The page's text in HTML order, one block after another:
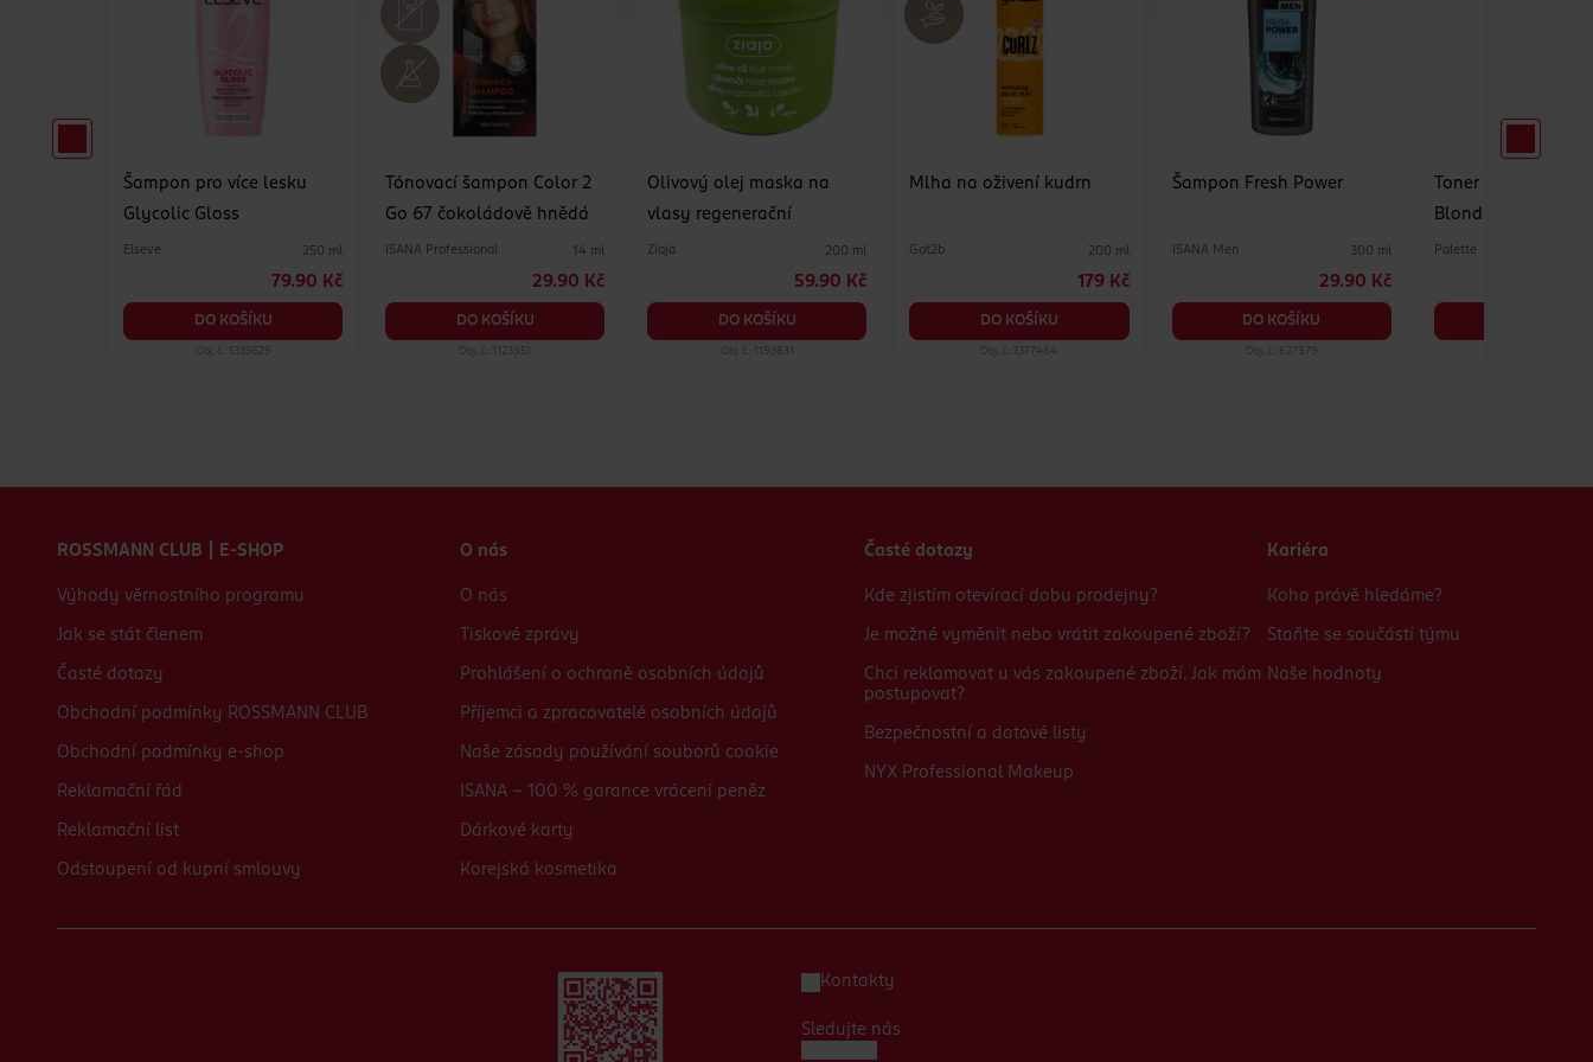
Šampon pro více lesku
Glycolic Gloss
Elseve 250 ml
79.90 Kč
DO KOŠÍKU
Obj. č.: 1339529
Tónovací šampon Color 2
Go 67 čokoládově hnědá
ISANA Professional 14 ml
29.90 Kč
DO KOŠÍKU
Obj. č.: 1123951
Olivový olej maska na
vlasy regenerační
Ziaja 200 ml
59.90 Kč
DO KOŠÍKU
Obj. č.: 1193831
Mlha na oživení kudrn
Got2b 200 ml
179 Kč
DO KOŠÍKU
Obj. č.: 1377484
Šampon Fresh Power
ISANA Men 300 ml
29.90 Kč
DO KOŠÍKU
Obj. č.: 627979
Toner na vlasy
Blonde
Palette
ROSSMANN CLUB | E-SHOP
Výhody věrnostního programu
Jak se stát členem
Časté dotazy
Obchodní podmínky ROSSMANN CLUB
Obchodní podmínky e-shop
Reklamační řád
Reklamační list
Odstoupení od kupní smlouvy
O nás
O nás
Tiskové zprávy
Prohlášení o ochraně osobních údajů
Příjemci a zpracovatelé osobních údajů
Naše zásady používání souborů cookie
ISANA - 100 % garance vrácení peněz
Dárkové karty
Korejská kosmetika
Časté dotazy
Kde zjistím otevírací dobu prodejny?
Je možné vyměnit nebo vrátit zakoupené zboží?
Chci reklamovat u vás zakoupené zboží. Jak mám
postupovat?
Bezpečnostní a datové listy
NYX Professional Makeup
Kariéra
Koho právě hledáme?
Staňte se součástí týmu
Naše hodnoty
Kontakty
Sledujte nás